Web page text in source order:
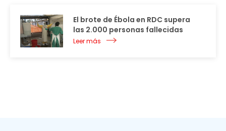
El brote de Ébola en RDC supera
las 2.000 personas fallecidas
Leer más